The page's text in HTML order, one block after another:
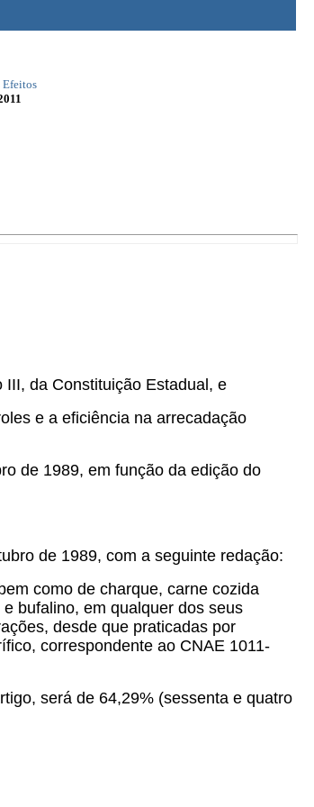
da Constituição Estadual, e
e a eficiência na arrecadação
de 1989, em função da edição do
de 1989, com a seguinte redação:
como de charque, carne cozida
bufalino, em qualquer dos seus
desde que praticadas por
correspondente ao CNAE 1011-
será de 64,29% (sessenta e quatro